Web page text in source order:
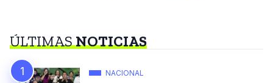
ÚLTIMASNOTICIAS
NACIONAL